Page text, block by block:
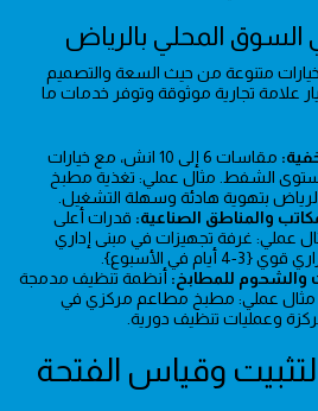
السوق المحلي بالرياض
متنوعة من حيث السعة والتصميم
علامة تجارية موثوقة وتوفر خدمات ما
مقاسات 6 إلى 10 انش، مع خيارات
الشفط. مثال عملي: تغذية مطبخ
بتهوية هادئة وسهلة التشغيل.
والمناطق الصناعية: قدرات أعلى
عملي: غرفة تجهيزات في مبنى إداري
في الأسبوع}.
والشحوم للمطابخ: أنظمة تنظيف مدمجة
مثال عملي: مطبخ مطاعم مركزي في
وعمليات تنظيف دورية.